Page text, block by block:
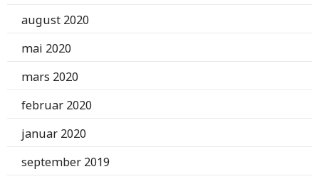
august 2020
mai 2020
mars 2020
februar 2020
januar 2020
september 2019